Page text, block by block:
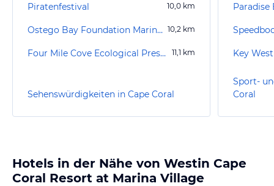
Piratenfestival 10,0 km
Ostego Bay Foundation Marine Science Center 10,2 km
Four Mile Cove Ecological Preserve 11,1 km
Sehenswürdigkeiten in Cape Coral
Paradise
Key
Sport-
Coral
Hotels in der Nähe von Westin Cape
Coral Resort at Marina Village